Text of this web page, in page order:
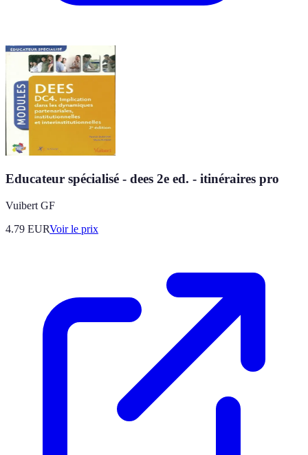
Educateur spécialisé - dees 2e ed. - itinéraires pro
Vuibert GF
4.79 EURVoir le prix